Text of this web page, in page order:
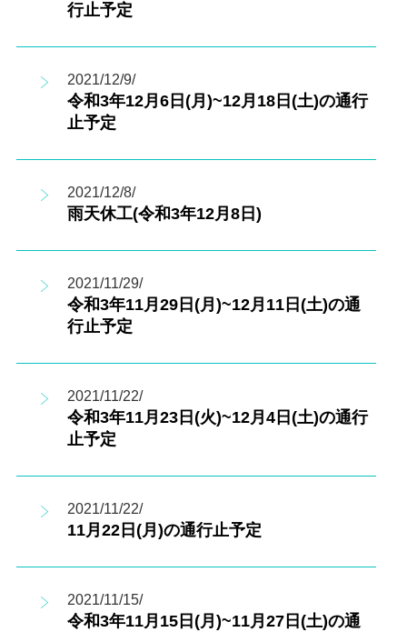
行止予定
2021/12/9/
令和3年12月6日(月)~12月18日(土)の通行
止予定
2021/12/8/
雨天休工(令和3年12月8日)
2021/11/29/
令和3年11月29日(月)~12月11日(土)の通
行止予定
2021/11/22/
令和3年11月23日(火)~12月4日(土)の通行
止予定
2021/11/22/
11月22日(月)の通行止予定
2021/11/15/
令和3年11月15日(月)~11月27日(土)の通